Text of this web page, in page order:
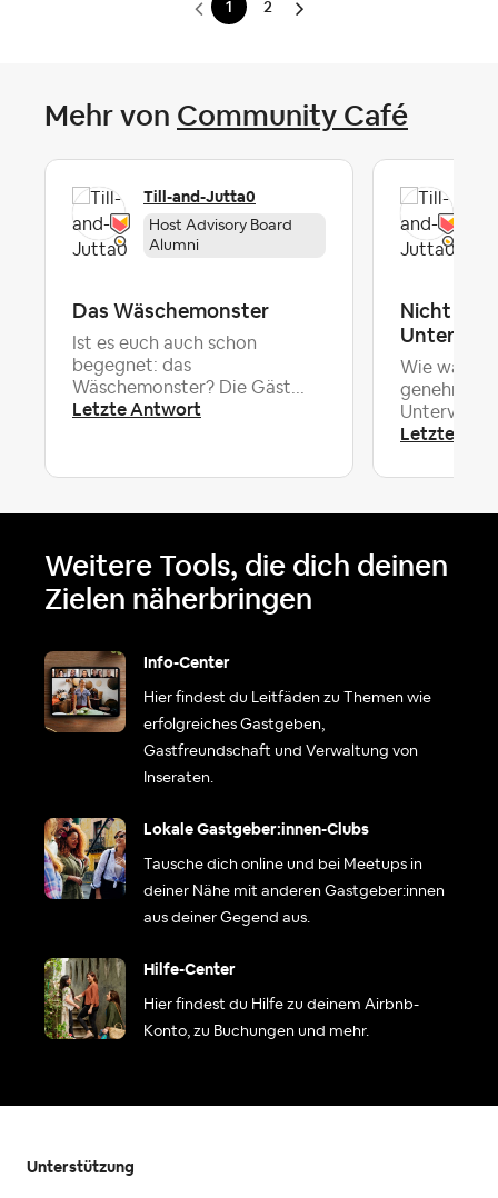
1 2
Mehr von Community Café
Till-and-Jutta0
Host Advisory Board
Alumni
Das Wäschemonster
Ist es euch auch schon
begegnet: das
Wäschemonster? Die Gäst...
Letzte Antwort
Nicht
Wie war
Letzte
Weitere Tools, die dich deinen
Zielen näherbringen
Info-Center
Hier findest du Leitfäden zu Themen wie
erfolgreiches Gastgeben,
Gastfreundschaft und Verwaltung von
Inseraten.
Lokale Gastgeber:innen-Clubs
Tausche dich online und bei Meetups in
deiner Nähe mit anderen Gastgeber:innen
aus deiner Gegend aus.
Hilfe-Center
Hier findest du Hilfe zu deinem Airbnb-
Konto, zu Buchungen und mehr.
Unterstützung